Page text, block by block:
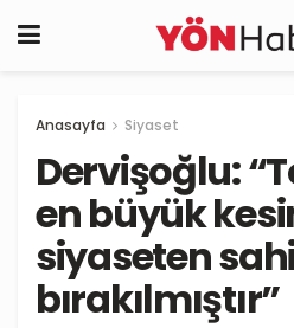
Anasayfa Siyaset
Dervişoğlu:
en büyük
siyaseten
bırakılmıştır”